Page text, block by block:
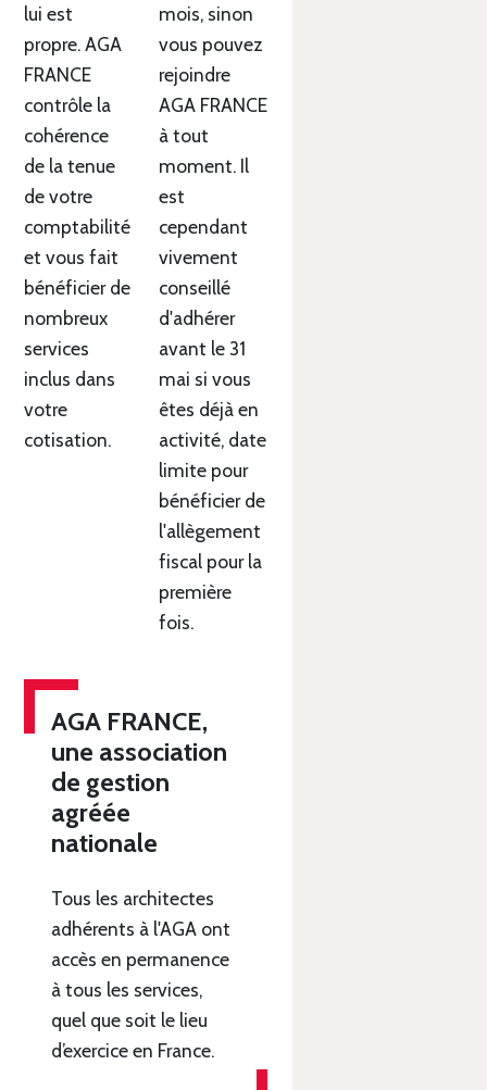
lui est
propre. AGA
FRANCE
contrôle la
cohérence
de la tenue
de votre
comptabilité
et vous fait
bénéficier de
nombreux
services
inclus dans
votre
cotisation.
mois, sinon
vous pouvez
rejoindre
AGA FRANCE
à tout
moment. Il
est
cependant
vivement
conseillé
d'adhérer
avant le 31
mai si vous
êtes déjà en
activité, date
limite pour
bénéficier de
l'allègement
fiscal pour la
première
fois.
AGA FRANCE,
une association
de gestion
agréée
nationale
Tous les architectes
adhérents à l'AGA ont
accès en permanence
à tous les services,
quel que soit le lieu
d’exercice en France.